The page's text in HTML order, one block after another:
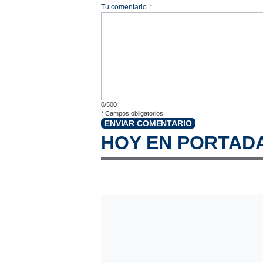
Tu comentario *
0/500
* Campos obligatorios
ENVIAR COMENTARIO
HOY EN